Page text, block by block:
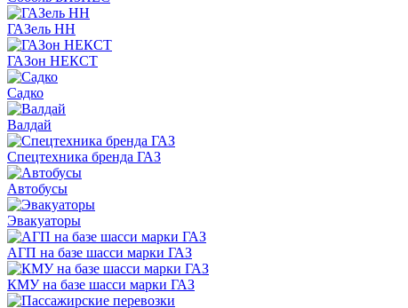
ГАЗель НН
ГАЗон НЕКСТ
Садко
Валдай
Спецтехника бренда ГАЗ
Автобусы
Эвакуаторы
АГП на базе шасси марки ГАЗ
КМУ на базе шасси марки ГАЗ